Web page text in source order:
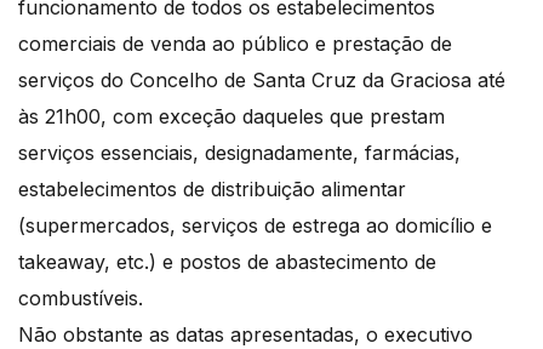
funcionamento de todos os estabelecimentos
comerciais de venda ao público e prestação de
serviços do Concelho de Santa Cruz da Graciosa até
às 21h00, com exceção daqueles que prestam
serviços essenciais, designadamente, farmácias,
estabelecimentos de distribuição alimentar
(supermercados, serviços de estrega ao domicílio e
takeaway, etc.) e postos de abastecimento de
combustíveis.
Não obstante as datas apresentadas, o executivo